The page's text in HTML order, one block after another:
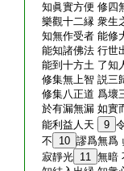
知眞實方便 修四
樂觀十二縁 衆生
知無作受者 能修
能知諸佛法 行世
能到十方土 了知
修集無上智 説三
修集八正道 爲壞
於有漏無漏 如實
能利益人天
9
不
10 謬爲無爲
寂靜光 11 無暗